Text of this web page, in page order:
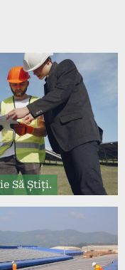
Să Știți.